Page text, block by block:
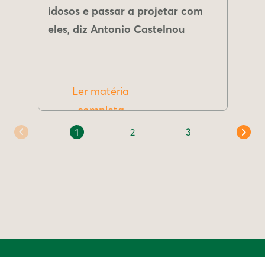
idosos e passar a projetar com
eles, diz Antonio Castelnou
Ler matéria
completa
1 2 3